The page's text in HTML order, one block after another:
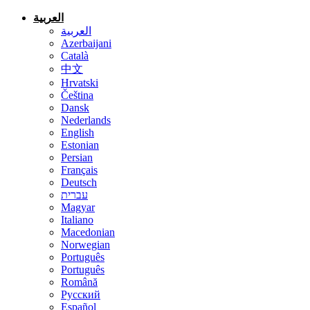
العربية
العربية
Azerbaijani
Català
中文
Hrvatski
Čeština
Dansk
Nederlands
English
Estonian
Persian
Français
Deutsch
עברית
Magyar
Italiano
Macedonian
Norwegian
Português
Português
Română
Русский
Español